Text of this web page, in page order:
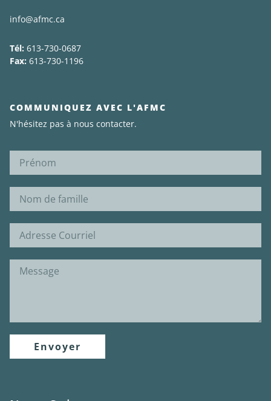
info@afmc.ca
Tél: 613-730-0687
Fax: 613-730-1196
COMMUNIQUEZ AVEC L'AFMC
N'hésitez pas à nous contacter.
Envoyer